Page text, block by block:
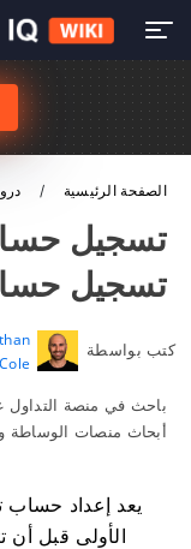
الصفحة الرئيسية
تسجيل
كتب بواسطة
Cole
باحث في منصة التداول
أبحاث منصات الوساطة
يعد إعداد حساب